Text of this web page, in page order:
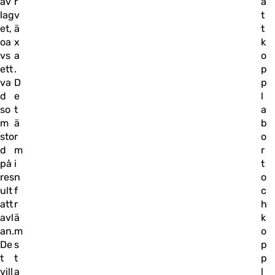
lag
et,
oa
vs
ett
va
d
so
m
sto
d
på
res
ult
att
avl
an.
De
t
vill
v
ä
x
a
.
D
e
t
ä
r
m
i
n
f
r
ä
m
s
t
a
t
t
k
o
p
p
l
a
b
o
r
t
o
c
h
k
o
p
p
l